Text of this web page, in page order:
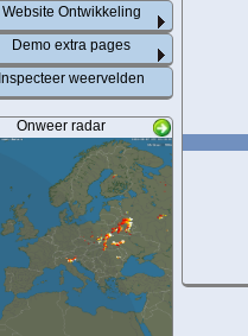
Website Ontwikkeling
Demo extra pages
Inspecteer weervelden
Onweer radar